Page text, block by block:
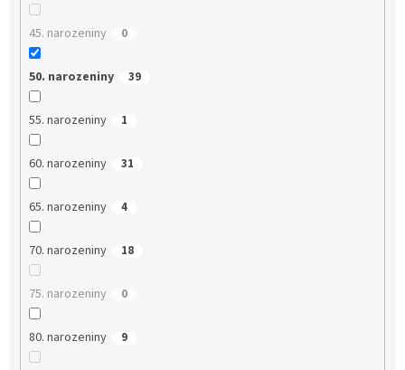
45. narozeniny 0
50. narozeniny 39
55. narozeniny 1
60. narozeniny 31
65. narozeniny 4
70. narozeniny 18
75. narozeniny 0
80. narozeniny 9